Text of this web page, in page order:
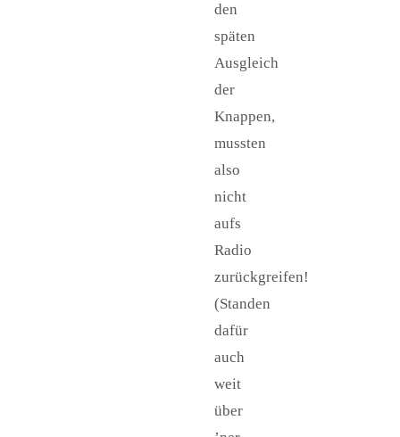
den
späten
Ausgleich
der
Knappen,
mussten
also
nicht
aufs
Radio
zurückgreifen!
(Standen
dafür
auch
weit
über